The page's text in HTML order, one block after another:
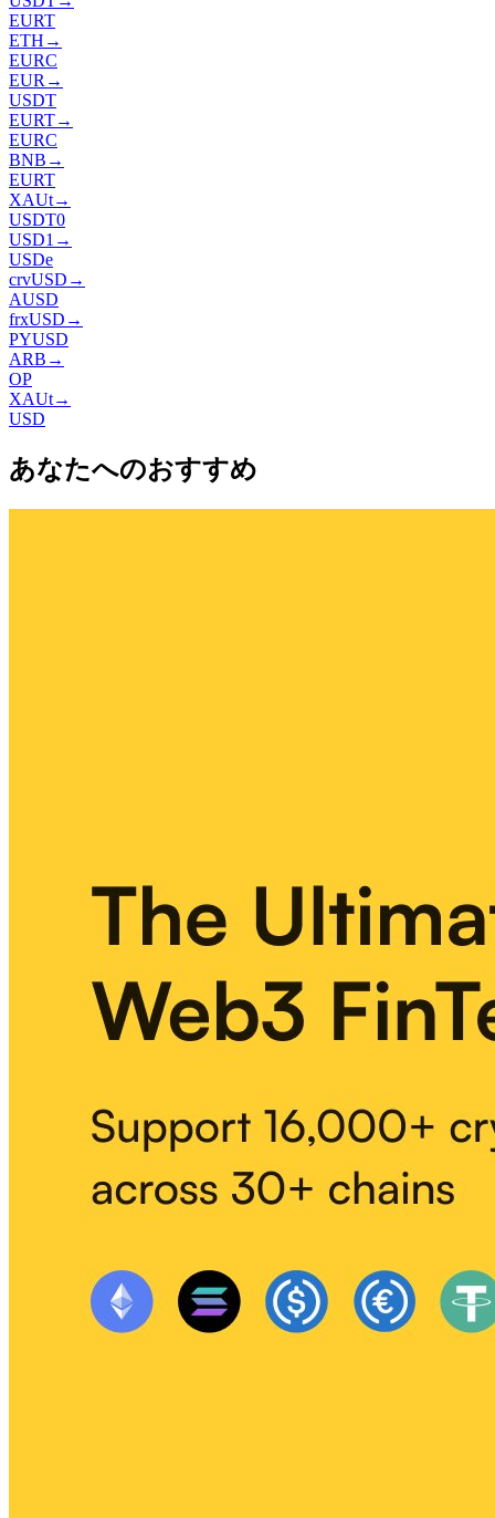
EURT
ETH →
EURC
EUR →
USDT
EURT→
EURC
BNB →
EURT
XAUt→
USDT0
USD1 →
USDe
crvUSD →
AUSD
frxUSD →
PYUSD
ARB →
OP
XAUt→
USD
あなたへのおすすめ